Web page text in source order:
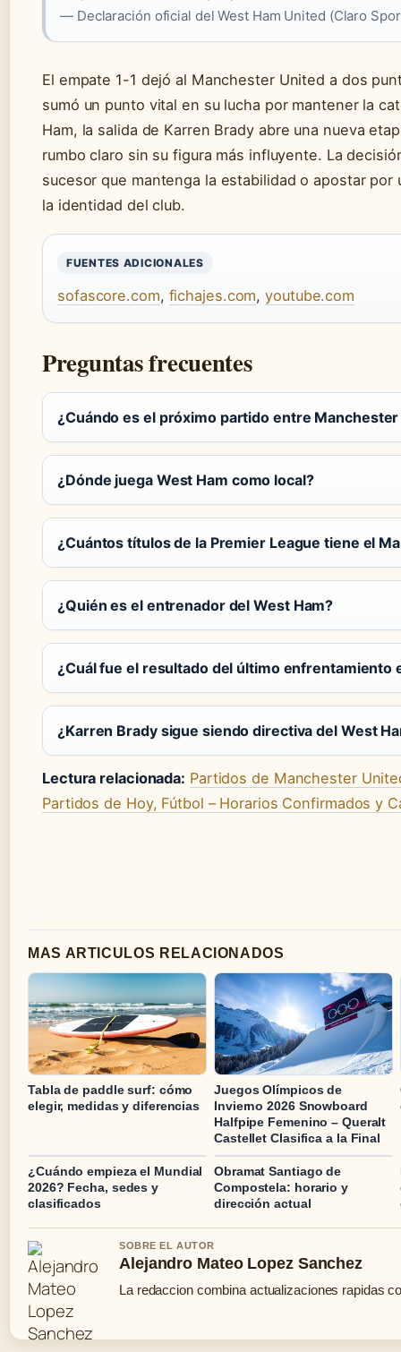
— Declaración oficial del West Ham United (Claro
El empate 1-1 dejó al Manchester United a dos
sumó un punto vital en su lucha por mantener la
Ham, la salida de Karren Brady abre una nueva
rumbo claro sin su figura más influyente. La
sucesor que mantenga la estabilidad o apostar
la identidad del club.
FUENTES ADICIONALES
sofascore.com, fichajes.com,youtube.com
Preguntas frecuentes
¿Cuándo es el próximo partido entre
¿Dónde juega West Ham como local?
¿Cuántos títulos de la Premier League tiene el
¿Quién es el entrenador del West Ham?
¿Cuál fue el resultado del último enfrentamiento
¿Karren Brady sigue siendo directiva del West
Lectura relacionada: Partidos de Manchester
Partidos de Hoy, Fútbol – Horarios Confirmados y
MAS ARTICULOS RELACIONADOS
Tabla de paddle surf: cómo
elegir, medidas y diferencias
Juegos Olímpicos de
Invierno 2026 Snowboard
Halfpipe Femenino – Queralt
Castellet Clasifica a la Final
¿Cuándo empieza el Mundial
2026? Fecha, sedes y
clasificados
Obramat Santiago de
Compostela: horario y
dirección actual
SOBRE EL AUTOR
Alejandro Mateo Lopez Sanchez
La redaccion combina actualizaciones rapidas